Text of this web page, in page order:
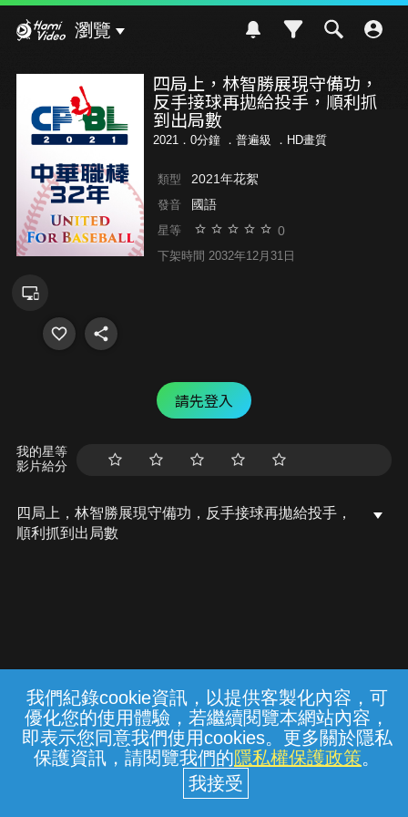
我們紀錄cookie資訊，以提供客製化內容，可
優化您的使用體驗，若繼續閱覽本網站內容，
即表示您同意我們使用cookies。更多關於隱私
保護資訊，請閱覽我們的隱私權保護政策。
瀏覽
四局上，林智勝展現守備功，
反手接球再拋給投手，順利抓
到出局數
2021．0分鐘 ． 普遍級 ．HD畫質
類型 2021年花絮
發音 國語
星等 0
下架時間 2032年12月31日
請先登入
我的星等
影片給分
四局上，林智勝展現守備功，反手接球再拋給投手，
順利抓到出局數
常見問題 線上客服 服務條款 隱私權保護
中華電信股份有限公司個人家庭分公司
(統一編號：96979949) © 2026
{{notifyMsg}}